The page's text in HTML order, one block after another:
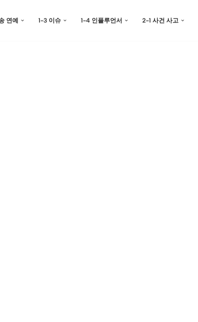
연예 1-3 이슈 1-4 인플루언서 2-1 사건 사고